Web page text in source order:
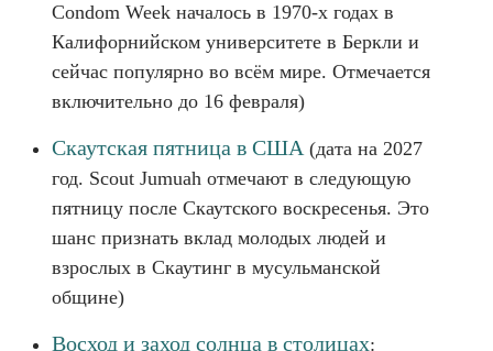
Condom Week началось в 1970-х годах в
Калифорнийском университете в Беркли и
сейчас популярно во всём мире. Отмечается
включительно до 16 февраля)
Скаутская пятница в США(дата на 2027
год. Scout Jumuah отмечают в следующую
пятницу после Скаутского воскресенья. Это
шанс признать вклад молодых людей и
взрослых в Скаутинг в мусульманской
общине)
Восход и заход солнца в столицах: